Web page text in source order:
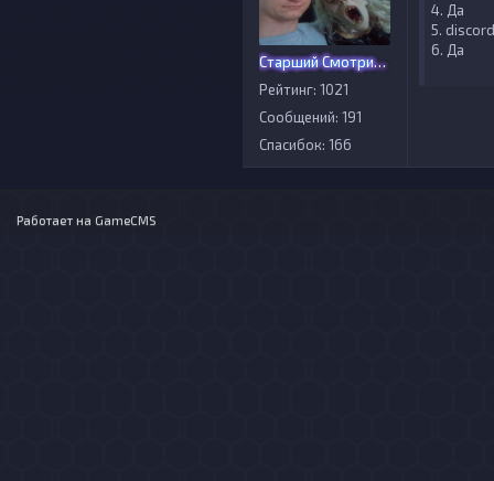
Старший Смотритель
Рейтинг: 1021
Сообщений: 191
Спасибок: 166
4. Да
5.
6. Да
Работает на GameCMS